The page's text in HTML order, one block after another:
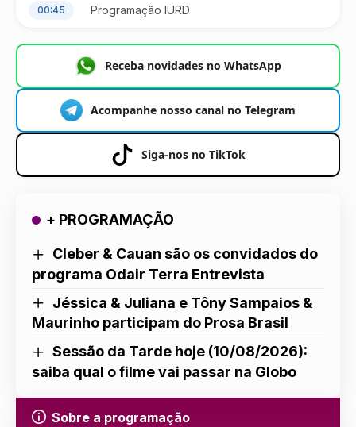
00:45 Programação IURD
Receba novidades no WhatsApp
Acompanhe nosso canal no Telegram
Siga-nos no TikTok
+ PROGRAMAÇÃO
Cleber & Cauan são os convidados do
programa Odair Terra Entrevista
Jéssica & Juliana e Tôny Sampaios &
Maurinho participam do Prosa Brasil
Sessão da Tarde hoje (10/08/2026):
saiba qual o filme vai passar na Globo
Sobre a programação